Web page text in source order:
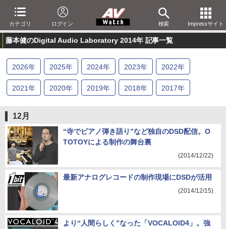
カテゴリ ログイン 検索 Impressサイト
藤本健のDigital Audio Laboratory 2014年 記事一覧
2026年 2025年 2024年 2023年 2022年
2021年 2020年 2019年 2018年 2017年
2011年 2010年 2009年 2008年 2007年
2006年 年
2001年
12月
“寺でピアノ弾き語り”など独自のDSD配信。O
TOTOYによる制作の舞台裏
(2014/12/22)
最新アナログレコードの制作現場にDSDが活用
(2014/12/15)
より“人間らしく”なった「VOCALOID4」。強